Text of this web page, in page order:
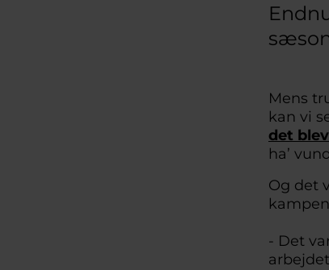
Mens
kan vi
det
ha’
Og det
- Det